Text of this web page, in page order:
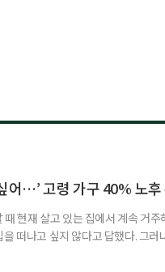
어…’ 고령 가구 40% 노
현재 살고 있는 집에서 계속 거
떠나고 싶지 않다고 답했다. 그